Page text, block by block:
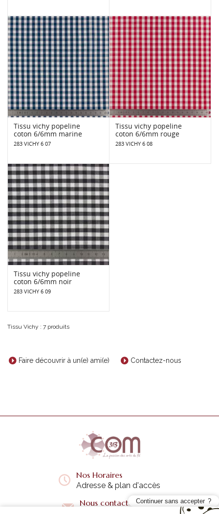
Tissu vichy popeline
coton 6/6mm marine
283 VICHY 6 07
Tissu vichy popeline
coton 6/6mm rouge
283 VICHY 6 08
Tissu vichy popeline
coton 6/6mm noir
283 VICHY 6 09
Tissu Vichy : 7 produits
Faire découvrir à un(e) ami(e) Contactez-nous
Nos Horaires
Adresse & plan d'accès
Nous contacter Continuer sans accepter